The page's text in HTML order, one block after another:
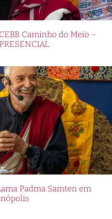
Caminho do Meio –
Padma Samten em